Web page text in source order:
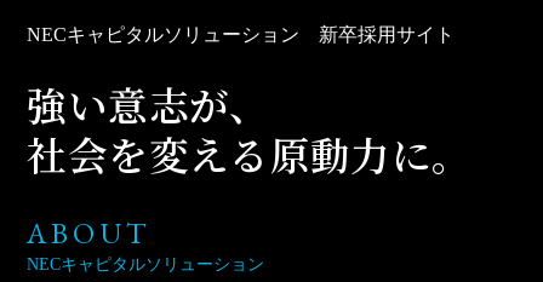
NECキャピタルソリューション 新卒採用サイト
強い意志が、
社会を変える原動力に。
ABOUT
NECキャピタルソリューション